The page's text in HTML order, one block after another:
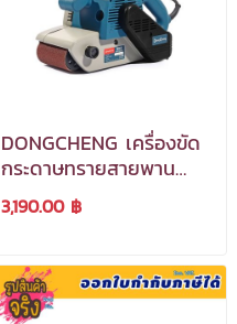
DONGCHENG เครื่องขัด
กระดาษทรายสายพาน
ขนาด 4" 1200w. รุ่น
DST610 ***สามารถออกใบ
3,190.00 ฿